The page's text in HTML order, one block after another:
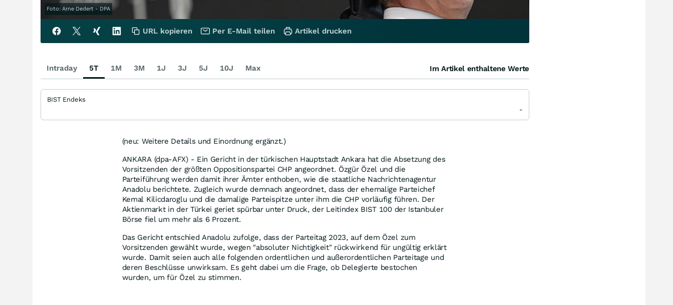
Foto: Arne Dedert - DPA
(neu: Weitere Details und Einordnung ergänzt.)
ANKARA (dpa-AFX) - Ein Gericht in der türkischen Hauptstadt Ankara hat die Absetzung des
Vorsitzenden der größten Oppositionspartei CHP angeordnet. Özgür Özel und die
Parteiführung werden damit ihrer Ämter enthoben, wie die staatliche Nachrichtenagentur
Anadolu berichtete. Zugleich wurde demnach angeordnet, dass der ehemalige Parteichef
Kemal Kilicdaroglu und die damalige Parteispitze unter ihm die CHP vorläufig führen. Der
Aktienmarkt in der Türkei geriet spürbar unter Druck, der Leitindex BIST 100 der Istanbuler
Börse fiel um mehr als 6 Prozent.
Das Gericht entschied Anadolu zufolge, dass der Parteitag 2023, auf dem Özel zum
Vorsitzenden gewählt wurde, wegen "absoluter Nichtigkeit" rückwirkend für ungültig erklärt
wurde. Damit seien auch alle folgenden ordentlichen und außerordentlichen Parteitage und
deren Beschlüsse unwirksam. Es geht dabei um die Frage, ob Delegierte bestochen
wurden, um für Özel zu stimmen.
URL kopieren Per E-Mail teilen Artikel drucken
Intraday 5T 1M 3M 1J 3J 5J 10J Max Im Artikel enthaltene Werte
BIST Endeks
-